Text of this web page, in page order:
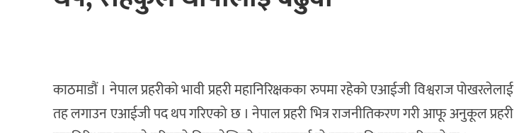
काठमाडौं । नेपाल प्रहरीको भावी प्रहरी महानिरिक्षकका रुपमा रहेको एआईजी विश्वराज पोखरलेलाई
तह लगाउन एआईजी पद थप गरिएको छ । नेपाल प्रहरी भित्र राजनीतिकरण गरी आफू अनुकूल प्रहरी